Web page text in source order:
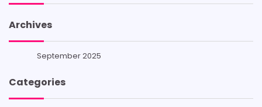
Archives
September 2025
Categories